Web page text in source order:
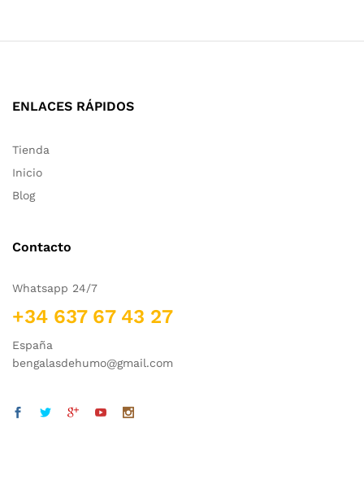
ENLACES RÁPIDOS
Tienda
Inicio
Blog
Contacto
Whatsapp 24/7
+34 637 67 43 27
España
bengalasdehumo@gmail.com